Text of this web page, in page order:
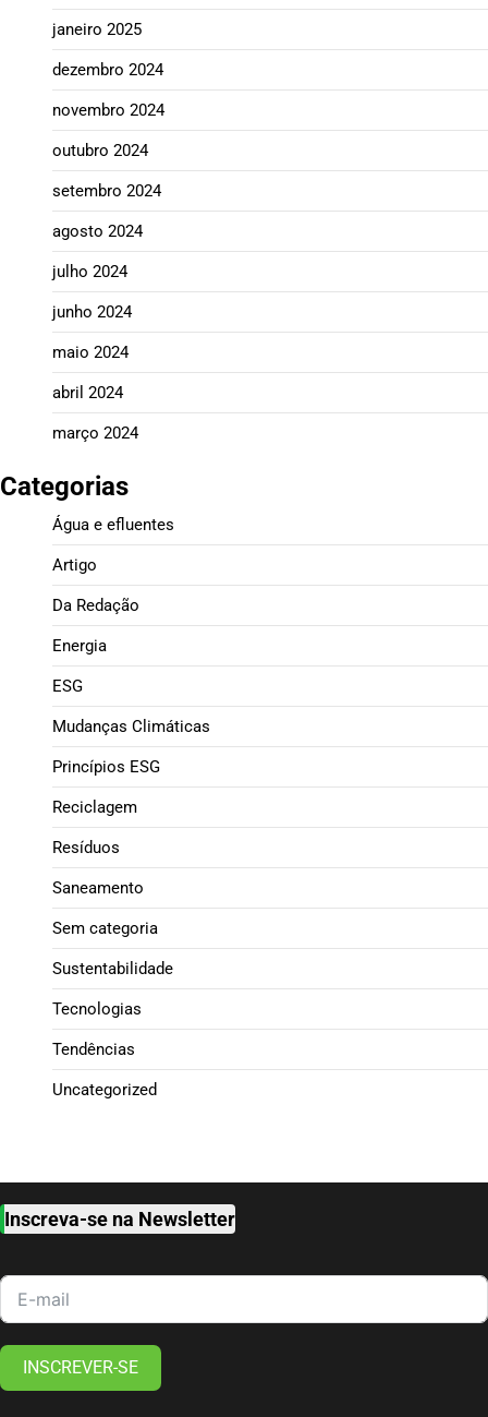
janeiro 2025
dezembro 2024
novembro 2024
outubro 2024
setembro 2024
agosto 2024
julho 2024
junho 2024
maio 2024
abril 2024
março 2024
Categorias
Água e efluentes
Artigo
Da Redação
Energia
ESG
Mudanças Climáticas
Princípios ESG
Reciclagem
Resíduos
Saneamento
Sem categoria
Sustentabilidade
Tecnologias
Tendências
Uncategorized
Inscreva-se na Newsletter
INSCREVER-SE